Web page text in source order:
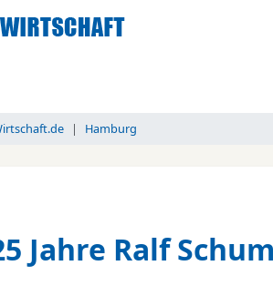
Hamburg
Jahre Ralf